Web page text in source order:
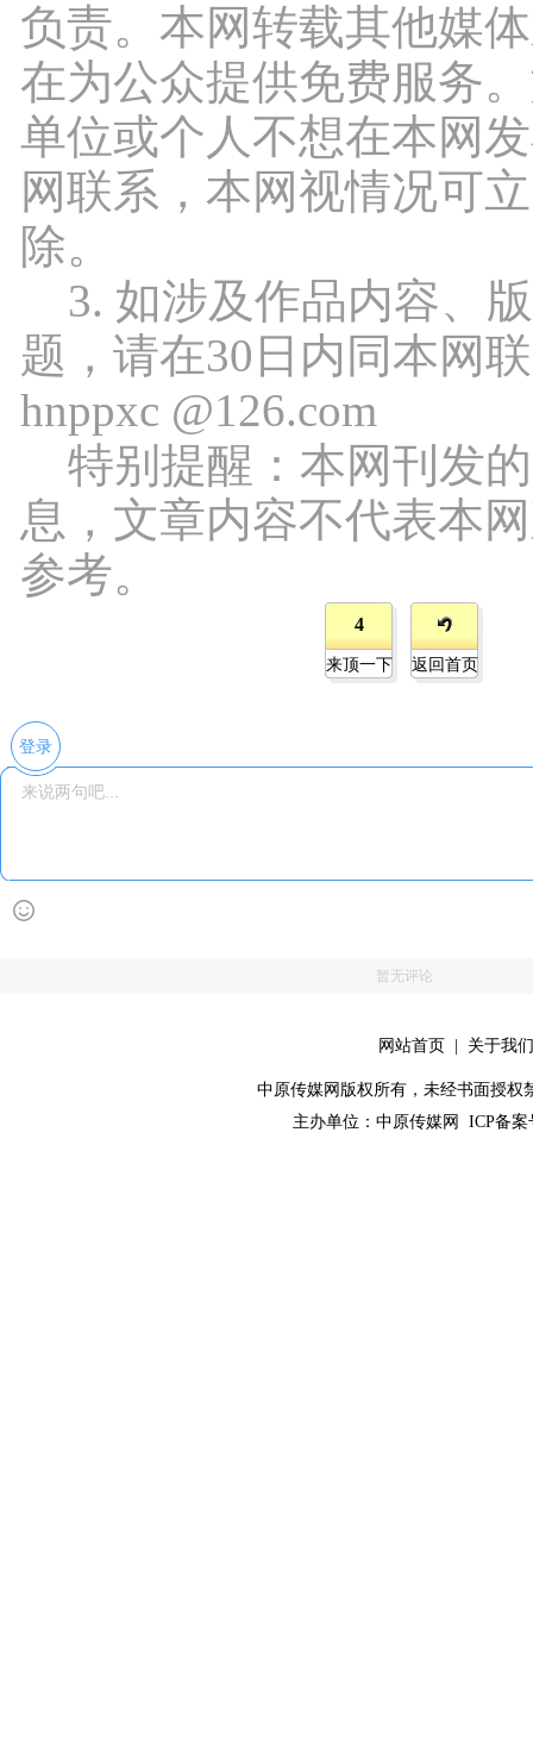
负责。本网转载其他媒
在为公众提供免费服务
单位或个人不想在本网
网联系，本网视情况可
除。
3. 如涉及作品内容、
题，请在30日内同本网
hnppxc @126.com
特别提醒：本网刊发
息，文章内容不代表本
参考。
4
来顶一下 返回首页
登录
暂无评论
网站首页 关于我们
中原传媒网版权所有，未经书面授权
主办单位： 中原传媒网 ICP备案